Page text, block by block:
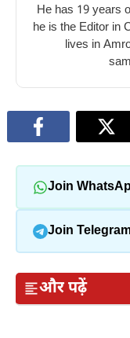
benefits
for
skin
of
eating
honey
winter
benefits
beetroot
in
winter
फायदे
benefits
of
eating
in
winter
He has 19 years
he is the Editor in
lives in
Join
Join
और पढ़ें